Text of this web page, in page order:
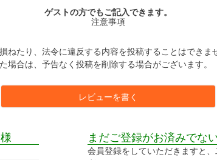
ゲストの方でもご記入できます。
注意事項
ねたり、法令に違反する内容を投稿することはできま
場合は、予告なく投稿を削除する場合がございます。
レビューを書く
まだご登録がお済みでな
会員登録をしていただきますと